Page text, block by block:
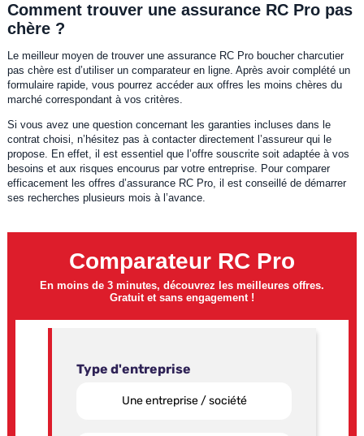
Comment trouver une assurance RC Pro pas
chère ?
Le meilleur moyen de trouver une assurance RC Pro boucher charcutier
pas chère est d’utiliser un comparateur en ligne. Après avoir complété un
formulaire rapide, vous pourrez accéder aux offres les moins chères du
marché correspondant à vos critères.
Si vous avez une question concernant les garanties incluses dans le
contrat choisi, n’hésitez pas à contacter directement l’assureur qui le
propose. En effet, il est essentiel que l’offre souscrite soit adaptée à vos
besoins et aux risques encourus par votre entreprise. Pour comparer
efficacement les offres d’assurance RC Pro, il est conseillé de démarrer
ses recherches plusieurs mois à l’avance.
Comparateur RC Pro
En moins de 3 minutes, découvrez les meilleures offres.
Gratuit et sans engagement !